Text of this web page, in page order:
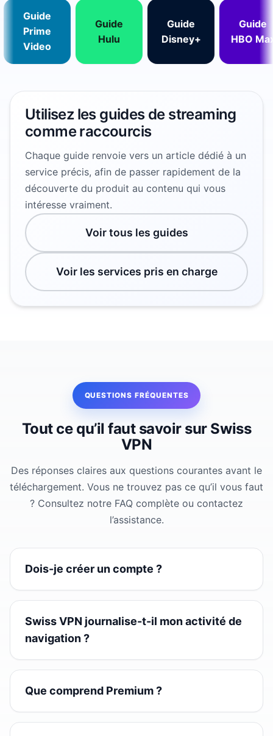
Guide
Prime
Video
Guide
Hulu
Guide
Disney+
Guide
HBO Max
Utilisez les guides de streaming
comme raccourcis
Chaque guide renvoie vers un article dédié à un
service précis, afin de passer rapidement de la
découverte du produit au contenu qui vous
intéresse vraiment.
Voir tous les guides
Voir les services pris en charge
QUESTIONS FRÉQUENTES
Tout ce qu’il faut savoir sur Swiss
VPN
Des réponses claires aux questions courantes avant le
téléchargement. Vous ne trouvez pas ce qu’il vous faut
? Consultez notre FAQ complète ou contactez
l’assistance.
Dois-je créer un compte ?
Swiss VPN journalise-t-il mon activité de
navigation ?
Que comprend Premium ?